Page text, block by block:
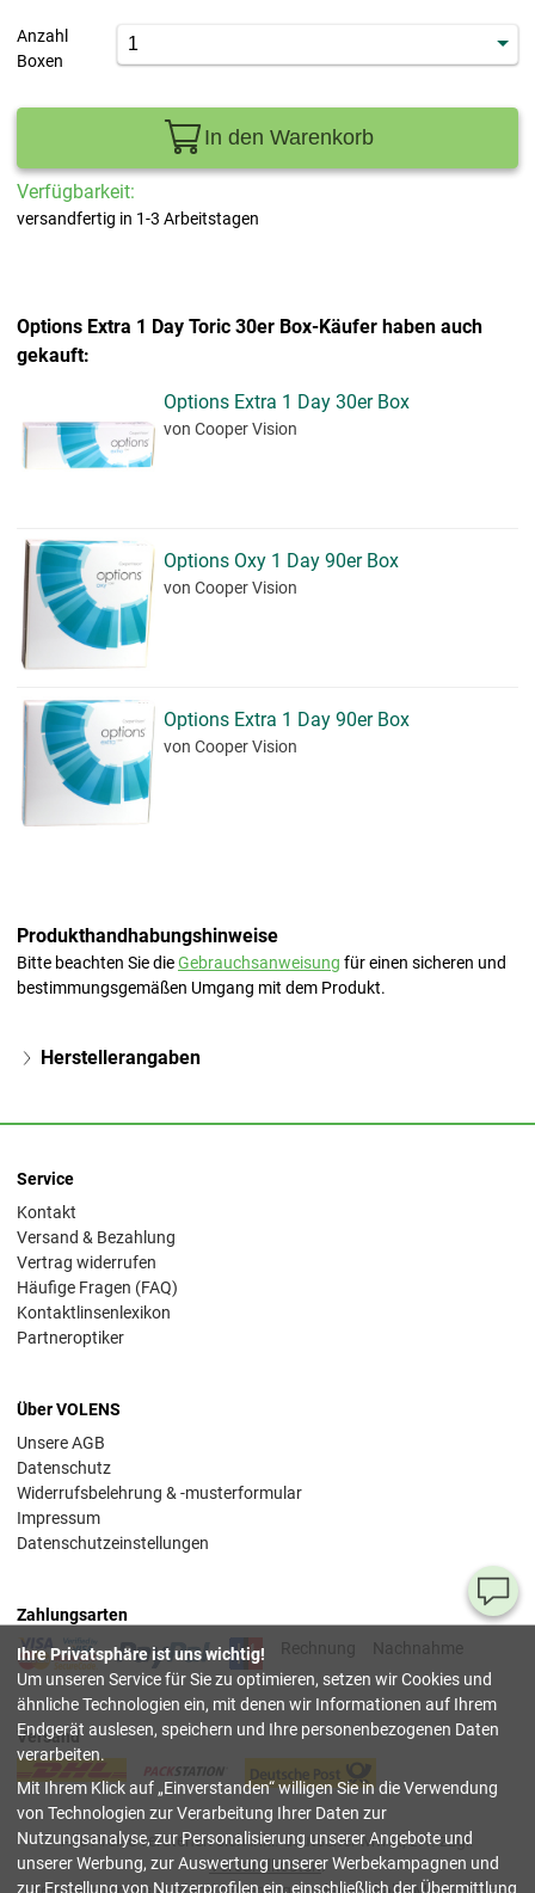
Anzahl
Boxen
In den Warenkorb
Verfügbarkeit:
versandfertig in 1-3 Arbeitstagen
Options Extra 1 Day Toric 30er Box-Käufer haben auch
gekauft:
Options Extra 1 Day 30er Box
von Cooper Vision
Options Oxy 1 Day 90er Box
von Cooper Vision
Options Extra 1 Day 90er Box
von Cooper Vision
Produkthandhabungshinweise
Bitte beachten Sie dieGebrauchsanweisung für einen sicheren und
bestimmungsgemäßen Umgang mit dem Produkt.
Herstellerangaben
Service
Kontakt
Versand & Bezahlung
Vertrag widerrufen
Häufige Fragen (FAQ)
Kontaktlinsenlexikon
Partneroptiker
Über VOLENS
Unsere AGB
Datenschutz
Widerrufsbelehrung & -musterformular
Impressum
Datenschutzeinstellungen
Zahlungsarten
Rechnung
Nachnahme
Versand
Alle Preise verstehen sich inkl. deutscher Mwst, z.T. zzgl.
Versandkosten.
Ihre Privatsphäre ist uns wichtig!
Um unseren Service für Sie zu optimieren, setzen wir Cookies und
ähnliche Technologien ein, mit denen wir Informationen auf Ihrem
Endgerät auslesen, speichern und Ihre personenbezogenen Daten
verarbeiten.
Mit Ihrem Klick auf Einverstanden willigen Sie in die Verwendung
von Technologien zur Verarbeitung Ihrer Daten zur
Nutzungsanalyse, zur Personalisierung unserer Angebote und
unserer Werbung, zur Auswertung unserer Werbekampagnen und
zur Erstellung von Nutzerprofilen ein, einschließlich der Übermittlung
Sie